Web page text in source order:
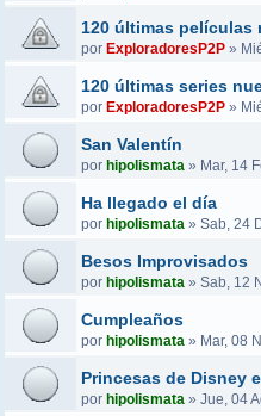
120 últimas películas
por ExploradoresP2P»
120 últimas series
por ExploradoresP2P»
San Valentín
por hipolismata» Mar, 14
Ha llegado el día
por hipolismata» Sab, 24
Besos Improvisados
por hipolismata» Sab, 12
Cumpleaños
por hipolismata» Mar, 08
Princesas de Disney
por hipolismata» Jue, 04